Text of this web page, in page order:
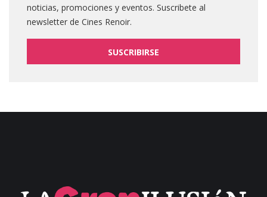
noticias, promociones y eventos. Suscribete al
newsletter de Cines Renoir.
SUSCRIBIRSE